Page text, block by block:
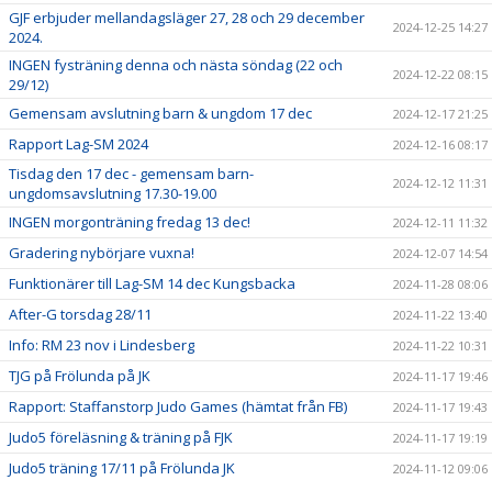
GJF erbjuder mellandagsläger 27, 28 och 29 december
2024.
2024-12-25 14:27
INGEN fysträning denna och nästa söndag (22 och
29/12)
2024-12-22 08:15
Gemensam avslutning barn & ungdom 17 dec 2024-12-17 21:25
Rapport Lag-SM 2024 2024-12-16 08:17
Tisdag den 17 dec - gemensam barn-
ungdomsavslutning 17.30-19.00
2024-12-12 11:31
INGEN morgonträning fredag 13 dec! 2024-12-11 11:32
Gradering nybörjare vuxna! 2024-12-07 14:54
Funktionärer till Lag-SM 14 dec Kungsbacka 2024-11-28 08:06
After-G torsdag 28/11 2024-11-22 13:40
Info: RM 23 nov i Lindesberg 2024-11-22 10:31
TJG på Frölunda på JK 2024-11-17 19:46
Rapport: Staffanstorp Judo Games (hämtat från FB) 2024-11-17 19:43
Judo5 föreläsning & träning på FJK 2024-11-17 19:19
Judo5 träning 17/11 på Frölunda JK 2024-11-12 09:06